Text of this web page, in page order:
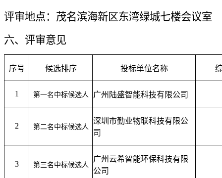
评审地点： 茂名滨海新区东湾绿城七楼会议室
六、评审意见
序号 候选排序 投标单位名称
1 第一名中标候选人 广州陆盛智能科技有限公司
2 第二名中标候选人
深圳市勤业物联科技有限公
司
3 第三名中标候选人
广州云希智能环保科技有限
公司